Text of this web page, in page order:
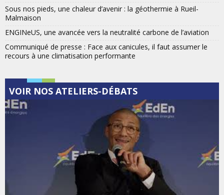
Sous nos pieds, une chaleur d’avenir : la géothermie à Rueil-
Malmaison
ENGINeUS, une avancée vers la neutralité carbone de l’aviation
Communiqué de presse : Face aux canicules, il faut assumer le
recours à une climatisation performante
VOIR NOS ATELIERS-DÉBATS